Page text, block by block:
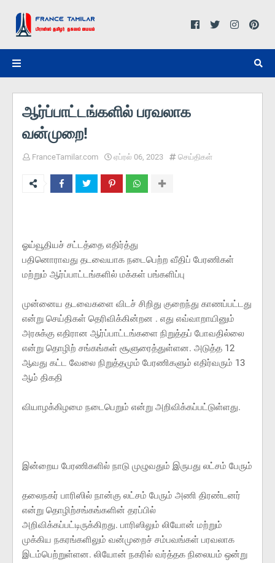
ஆர்ப்பாட்டங்களில் பரவலாக
வன்முறை!
FranceTamilar.com ஏப்ரல் 06, 2023 செய்திகள்
ஓய்வூதியச் சட்டத்தை எதிர்த்து
பதினொராவது தடவையாக நடைபெற்ற வீதிப் பேரணிகள்
மற்றும் ஆர்ப்பாட்டங்களில் மக்கள் பங்களிப்பு
முன்னைய தடவைகளை விடச் சிறிது குறைந்து காணப்பட்டது
என்று செய்திகள் தெரிவிக்கின்றன . எது எவ்வாறாயினும்
அரசுக்கு எதிரான ஆர்ப்பாட்டங்களை நிறுத்தப் போவதில்லை
என்று தொழிற் சங்கங்கள் சூளுரைத்துள்ளன. அடுத்த 12
ஆவது கட்ட வேலை நிறுத்தமும் பேரணிகளும் எதிர்வரும் 13
ஆம் திகதி
வியாழக்கிழமை நடைபெறும் என்று அறிவிக்கப்பட்டுள்ளது.
இன்றைய பேரணிகளில் நாடு முழுவதும் இருபது லட்சம் பேரும்
தலைநகர் பாரிஸில் நான்கு லட்சம் பேரும் அணி திரண்டனர்
என்று தொழிற்சங்கங்களின் தரப்பில்
அறிவிக்கப்பட்டிருக்கிறது. பாரிஸிலும் லியோன் மற்றும்
முக்கிய நகரங்களிலும் வன்முறைச் சம்பவங்கள் பரவலாக
இடம்பெற்றுள்ளன. லியோன் நகரில் வர்த்தக நிலையம் ஒன்று